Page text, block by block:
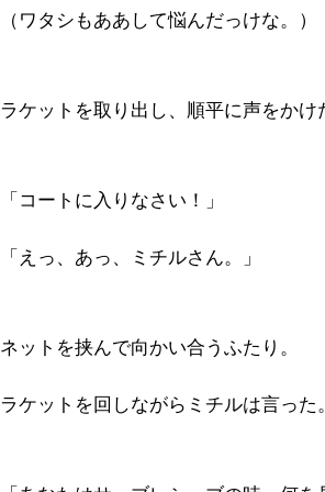
（ワタシもああして悩んだっけな。）
ラケットを取り出し、順平に声をかけ
「コートに入りなさい！」
「えっ、あっ、ミチルさん。」
ネットを挟んで向かい合うふたり。
ラケットを回しながらミチルは言った